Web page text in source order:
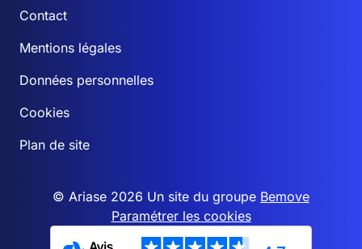
Contact
Mentions légales
Données personnelles
Cookies
Plan de site
© Ariase 2026 Un site du groupe Bemove
Paramétrer les cookies